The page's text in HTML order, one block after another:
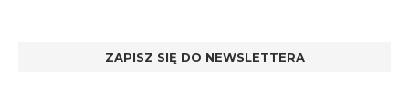
ZAPISZ SIĘ DO NEWSLETTERA